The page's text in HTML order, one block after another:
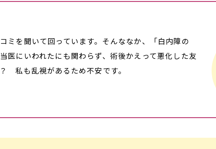
ミを聞いて回っています。そんななか、「白内障の
医にいわれたにも関わらず、術後かえって悪化した友
私も乱視があるため不安です。